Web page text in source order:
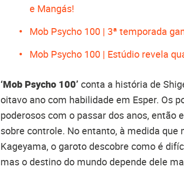
e Mangás!
Mob Psycho 100 | 3ª temporada
Mob Psycho 100 | Estúdio revela
‘Mob Psycho 100’ conta a história de
oitavo ano com habilidade em Esper. Os
poderosos com o passar dos anos, então
sobre controle. No entanto, à medida
Kageyama, o garoto descobre como é
mas o destino do mundo depende dele